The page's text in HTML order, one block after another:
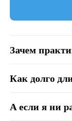
Зачем
Как долго
А если я ни